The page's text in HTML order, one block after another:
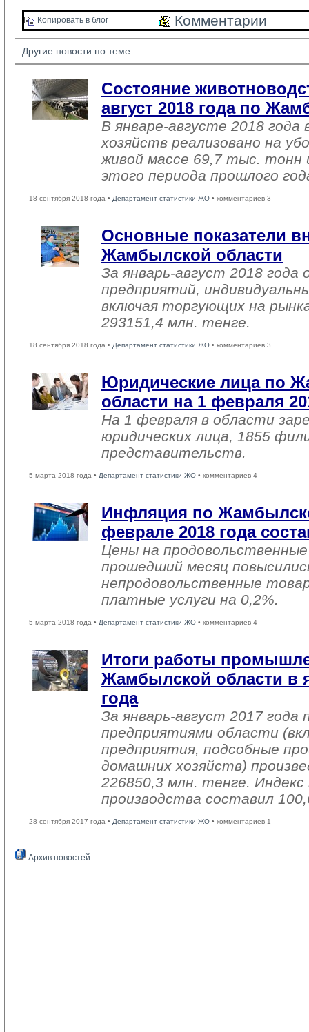
Копировать в блог Комментарии
Другие новости по теме:
Состояние
август 2018 года по
В январе-августе 2018 года
хозяйств реализовано на
живой массе 69,7 тыс. тонн
этого периода прошлого
18 сентября 2018 года • Департамент статистики ЖО • комментариев 3
Основные показатели
Жамбылской области
За январь-август 2018
предприятий,
включая торгующих на
293151,4 млн. тенге.
18 сентября 2018 года • Департамент статистики ЖО • комментариев 3
Юридические лица по
области на 1 февраля
На 1 февраля в области
юридических лица, 1855
представительств.
5 марта 2018 года • Департамент статистики ЖО • комментариев 4
Инфляция по
феврале 2018 года
Цены на
прошедший месяц
непродовольственные
платные услуги на 0,2%.
5 марта 2018 года • Департамент статистики ЖО • комментариев 4
Итоги работы
Жамбылской области в
года
За январь-август 2017
предприятиями области
предприятия, подсобные
домашних хозяйств)
226850,3 млн. тенге.
производства составил
28 сентября 2017 года • Департамент статистики ЖО • комментариев 1
Архив новостей